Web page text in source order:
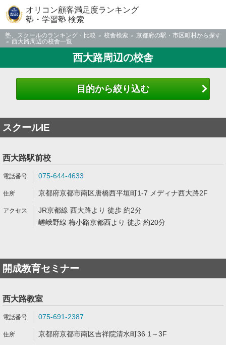
オリコン顧客満足度ランキング
塾・学習塾 検索
塾、スクールのランキング・比較 校舎検索
京都府の駅・市区町村から探す
西大路周辺の校舎一覧
西大路周辺の校舎
目的から絞り込む
スクールIE
西大路駅前校
075-644-4633
京都府京都市南区唐橋西平垣町1-7 メディナ西大路2F
JR京都線 西大路より 徒歩 約2分
嵯峨野線 梅小路京都西より 徒歩 約20分
開成教育セミナー
西大路教室
075-691-2387
京都府京都市南区吉祥院清水町36 1～3F